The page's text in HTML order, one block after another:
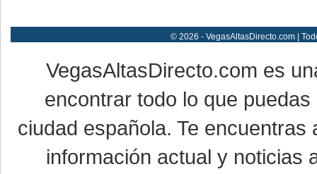
© 2026 - VegasAltasDirecto.com |
VegasAltasDirecto.com es
encontrar todo lo que
ciudad española. Te
información actual y noticias